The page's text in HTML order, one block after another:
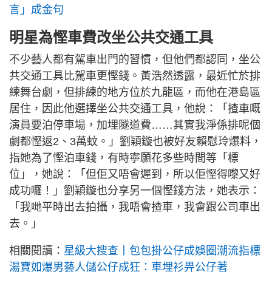
言」成金句
明星為慳車費改坐公共交通工具
不少藝人都有駕車出門的習慣，但他們都認同，坐公
共交通工具比駕車更慳錢。黃浩然透露，最近忙於排
練舞台劇，但排練的地方位於九龍區，而他在港島區
居住，因此他選擇坐公共交通工具，他說：「揸車嘅
演員要泊停車場，加埋隧道費……其實我淨係排呢個
劇都慳返2、3萬蚊。」劉穎鏇也被好友賴慰玲爆料，
指她為了慳泊車錢，有時寧願花多些時間等「標
位」，她說：「但佢又唔會遲到，所以佢慳得嚟又好
成功囉！」劉穎鏇也分享另一個慳錢方法，她表示：
「我哋平時出去拍攝，我唔會揸車，我會跟公司車出
去。」
相關閱讀： 星級大搜查丨包包掛公仔成娛圈潮流指標
湯寶如爆男藝人儲公仔成狂：車埋衫畀公仔著